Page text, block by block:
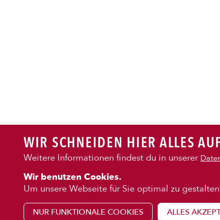
VEGI/
SALATÜber uns
Franchise
WIR SCHNEIDEN HIER ALLES
Weitere Informationen findest du in unserer
Wir benutzen Cookies.
Um unsere Webseite für Sie optimal zu
NUR FUNKTIONALE COOKIES ALLES